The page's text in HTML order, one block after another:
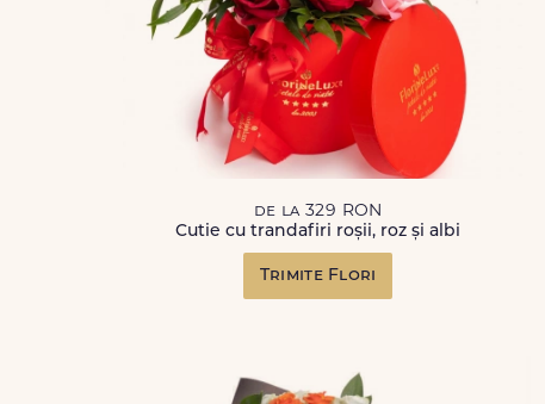
de la 329 RON
Cutie cu trandafiri roșii, roz și albi
Trimite Flori